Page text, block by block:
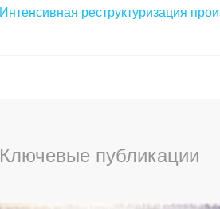
Интенсивная реструктуризация
Ключевые публикации